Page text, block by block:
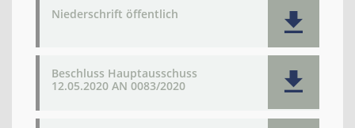
Niederschrift öffentlich
Beschluss Hauptausschuss
12.05.2020 AN 0083/2020